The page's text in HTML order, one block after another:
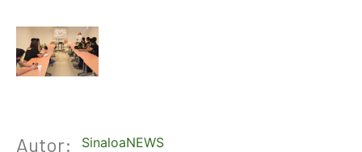
Autor: SinaloaNEWS